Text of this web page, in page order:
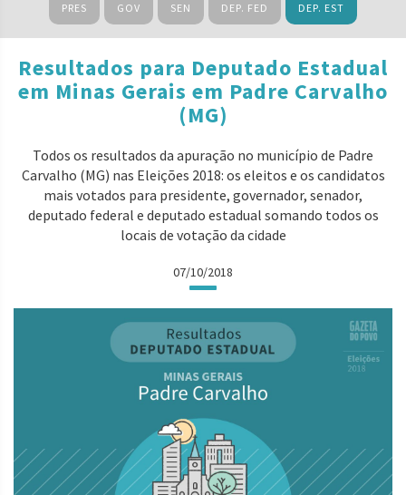
PRES GOV SEN DEP. FED DEP. EST
Resultados para Deputado Estadual
em Minas Gerais em Padre Carvalho
(MG)
Todos os resultados da apuração no município de Padre
Carvalho (MG) nas Eleições 2018: os eleitos e os candidatos
mais votados para presidente, governador, senador,
deputado federal e deputado estadual somando todos os
locais de votação da cidade
07/10/2018